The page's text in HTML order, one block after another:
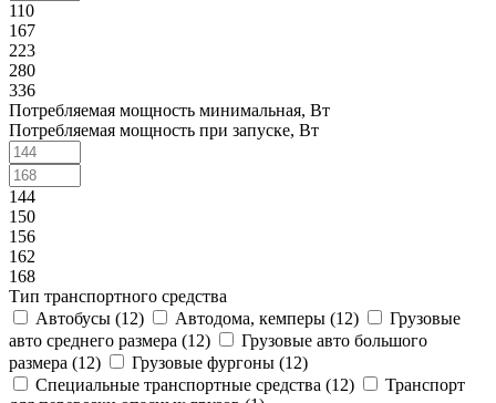
110
167
223
280
336
Потребляемая мощность минимальная, Вт
Потребляемая мощность при запуске, Вт
144
150
156
162
168
Тип транспортного средства
Автобусы (12) Автодома, кемперы (12)
Грузовые
авто среднего размера (12)
Грузовые авто большого
размера (12) Грузовые фургоны (12)
Специальные транспортные средства (12)
Транспорт